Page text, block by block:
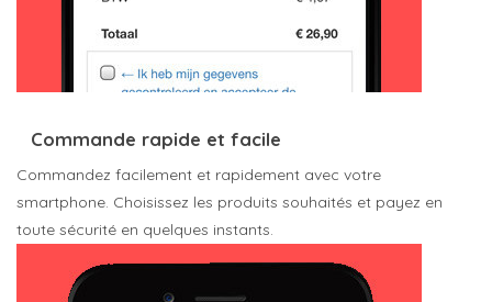
Commande rapide et facile
Commandez facilement et rapidement avec votre
smartphone. Choisissez les produits souhaités et payez en
toute sécurité en quelques instants.